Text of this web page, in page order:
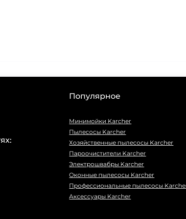
Популярное
Минимойки Karcher
Пылесосы Karcher
Хозяйственные пылесосы Karcher
Пароочистители Karcher
Электрошвабры Karcher
Оконные пылесосы Karcher
Профессиональные пылесосы
Аксессуары Karcher